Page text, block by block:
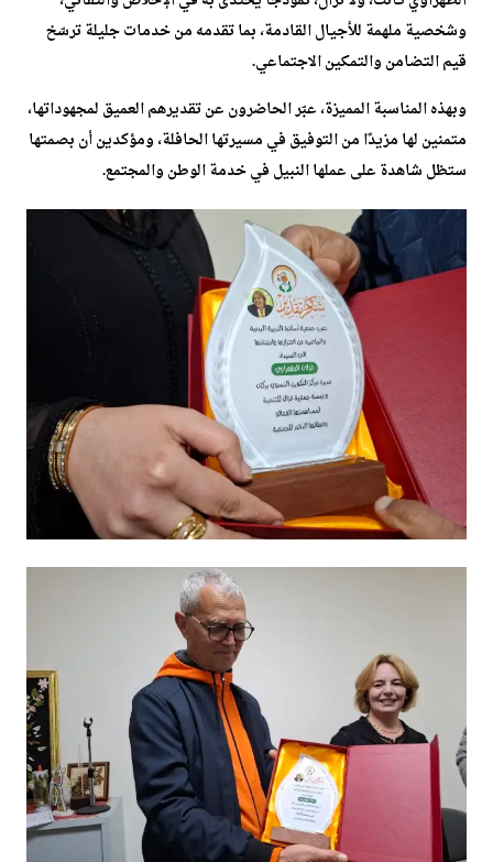
وشخصية ملهمة للأجيال القادمة، بما تقدمه من خدمات جليلة ترسّخ
قيم التضامن والتمكين الاجتماعي.
وبهذه المناسبة المميزة، عبّر الحاضرون عن تقديرهم العميق لمجهوداتها،
متمنين لها مزيدًا من التوفيق في مسيرتها الحافلة، ومؤكدين أن بصمتها
ستظل شاهدة على عملها النبيل في خدمة الوطن والمجتمع.